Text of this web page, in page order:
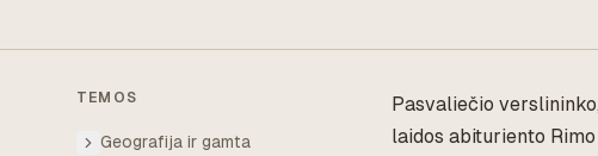
TEMOS
Geografija ir gamta
Pasvaliečio
laidos abituriento